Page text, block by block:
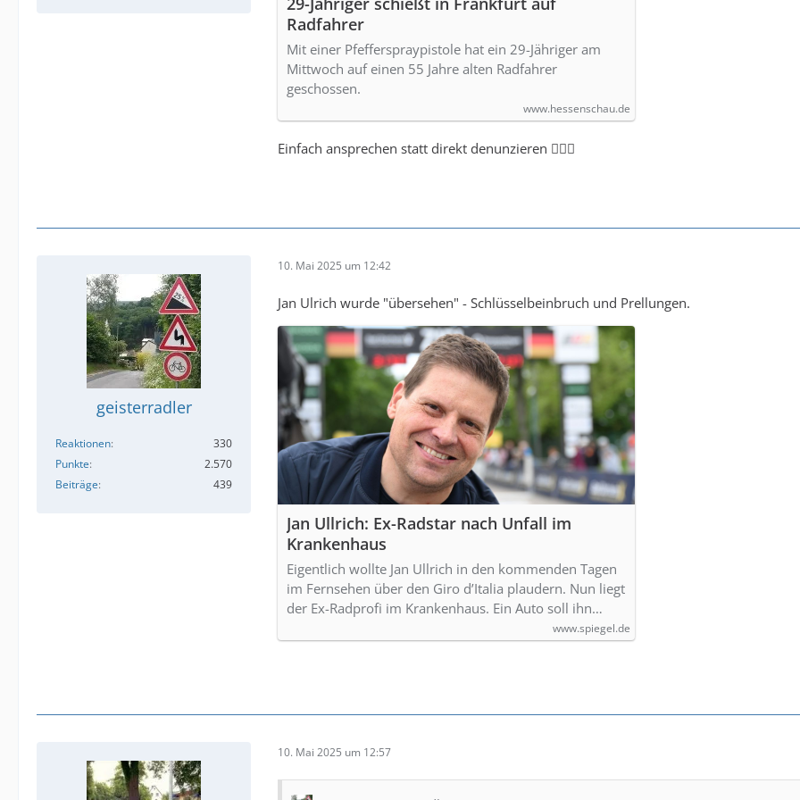
Radfahrer
Mit einer Pfefferspraypistole hat ein 29-Jähriger am
Mittwoch auf einen 55 Jahre alten Radfahrer
geschossen.
www.hessenschau.de
Einfach ansprechen statt direkt denunzieren 🤷🏻‍♂️
geisterradler
Reaktionen
330
Punkte
2.570
Beiträge
439
10. Mai 2025 um 12:42
Jan Ulrich wurde "übersehen" - Schlüsselbeinbruch und Prellungen.
Jan Ullrich: Ex-Radstar nach Unfall im
Krankenhaus
Eigentlich wollte Jan Ullrich in den kommenden Tagen
im Fernsehen über den Giro d’Italia plaudern. Nun liegt
der Ex-Radprofi im Krankenhaus. Ein Auto soll ihn…
www.spiegel.de
10. Mai 2025 um 12:57